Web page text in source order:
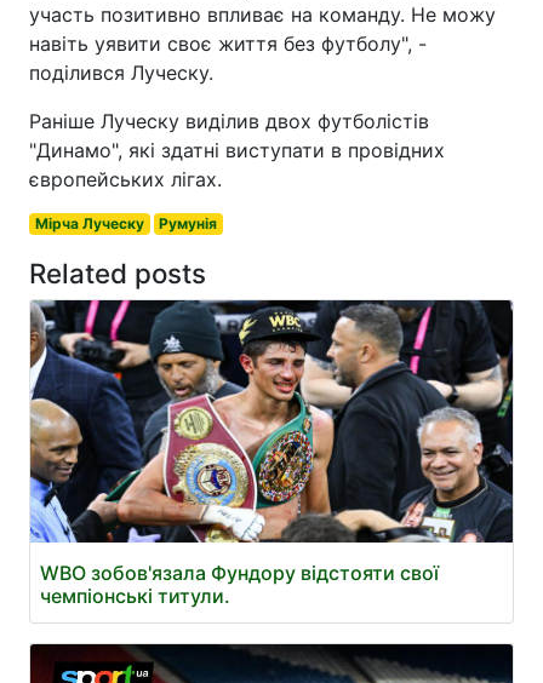
участь позитивно впливає на команду. Не можу
навіть уявити своє життя без футболу", -
поділився Луческу.
Раніше Луческу виділив двох футболістів
"Динамо", які здатні виступати в провідних
європейських лігах.
Мірча Луческу Румунія
Related posts
WBO зобов'язала Фундору відстояти свої
чемпіонські титули.